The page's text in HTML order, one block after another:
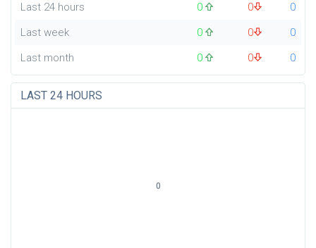
Last 24 hours 0 0
0
Last week
0 0
0
Last month
0 0 0
LAST 24 HOURS
0